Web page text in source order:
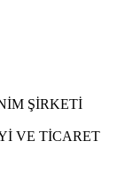
ŞİRKETİ
VE TİCARET